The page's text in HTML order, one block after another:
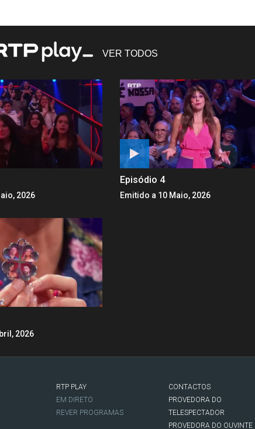
VER TODOS
2026
Episódio 4
Emitido a 10 Maio, 2026
2026
RTP PLAY
EM DIRETO
REVER PROGRAMAS
CONTACTOS
PROVEDORA DO
TELESPECTADOR
PROVEDORA DO OUVINTE